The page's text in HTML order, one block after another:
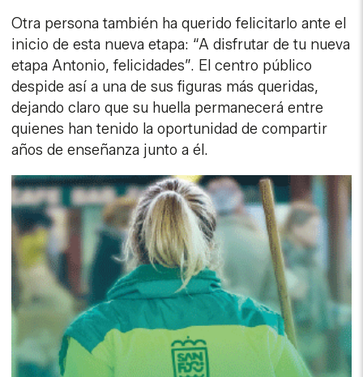
Otra persona también ha querido felicitarlo ante el
inicio de esta nueva etapa: “A disfrutar de tu nueva
etapa Antonio, felicidades”. El centro público
despide así a una de sus figuras más queridas,
dejando claro que su huella permanecerá entre
quienes han tenido la oportunidad de compartir
años de enseñanza junto a él.